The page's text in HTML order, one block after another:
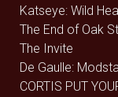
Katseye: Wild
The End of Oak
The Invite
De Gaulle:
CORTIS PUT